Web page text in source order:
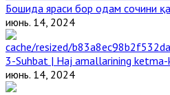
Бошида яраси бор одам сочини
июнь. 14, 2024
3-Suhbat | Haj amallarining
июнь. 14, 2024